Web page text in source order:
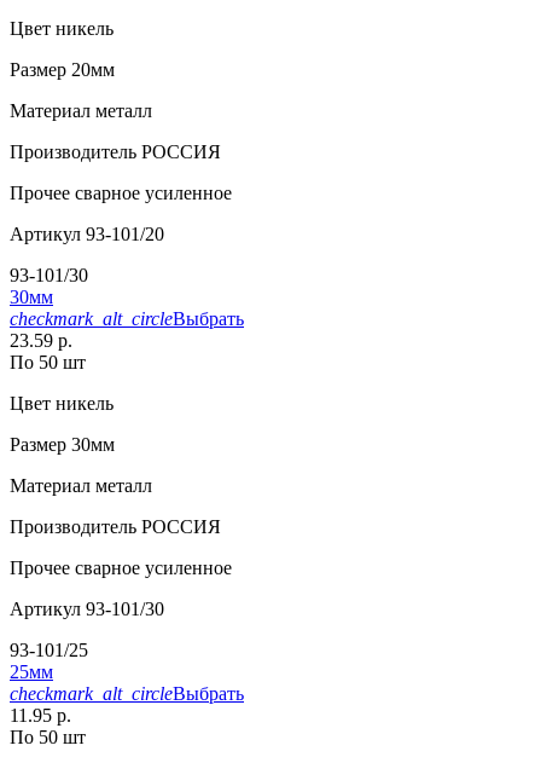
Цвет никель
Размер 20мм
Материал металл
Производитель РОССИЯ
Прочее сварное усиленное
Артикул 93-101/20
93-101/30
30мм
checkmark_alt_circleВыбрать
23.59 р.
По 50 шт
Цвет никель
Размер 30мм
Материал металл
Производитель РОССИЯ
Прочее сварное усиленное
Артикул 93-101/30
93-101/25
25мм
checkmark_alt_circleВыбрать
11.95 р.
По 50 шт